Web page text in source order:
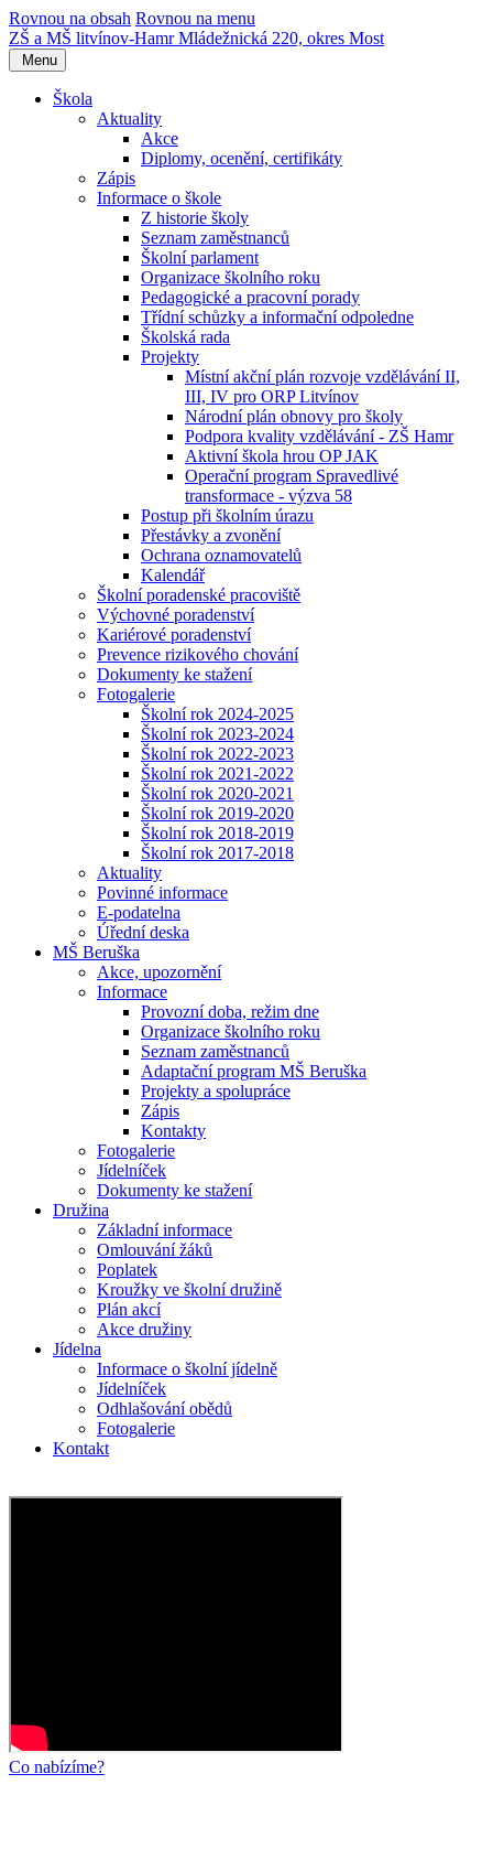
Rovnou na obsah Rovnou na menu
ZŠ a MŠ litvínov-HamrMládežnická 220, okres Most
Menu
Škola
Aktuality
Akce
Diplomy, ocenění, certifikáty
Zápis
Informace o škole
Z historie školy
Seznam zaměstnanců
Školní parlament
Organizace školního roku
Pedagogické a pracovní porady
Třídní schůzky a informační odpoledne
Školská rada
Projekty
Místní akční plán rozvoje vzdělávání II,
III, IV pro ORP Litvínov
Národní plán obnovy pro školy
Podpora kvality vzdělávání - ZŠ Hamr
Aktivní škola hrou OP JAK
Operační program Spravedlivé
transformace - výzva 58
Postup při školním úrazu
Přestávky a zvonění
Ochrana oznamovatelů
Kalendář
Školní poradenské pracoviště
Výchovné poradenství
Kariérové poradenství
Prevence rizikového chování
Dokumenty ke stažení
Fotogalerie
Školní rok 2024-2025
Školní rok 2023-2024
Školní rok 2022-2023
Školní rok 2021-2022
Školní rok 2020-2021
Školní rok 2019-2020
Školní rok 2018-2019
Školní rok 2017-2018
Aktuality
Povinné informace
E-podatelna
Úřední deska
MŠ Beruška
Akce, upozornění
Informace
Provozní doba, režim dne
Organizace školního roku
Seznam zaměstnanců
Adaptační program MŠ Beruška
Projekty a spolupráce
Zápis
Kontakty
Fotogalerie
Jídelníček
Dokumenty ke stažení
Družina
Základní informace
Omlouvání žáků
Poplatek
Kroužky ve školní družině
Plán akcí
Akce družiny
Jídelna
Informace o školní jídelně
Jídelníček
Odhlašování obědů
Fotogalerie
Kontakt
Co nabízíme?